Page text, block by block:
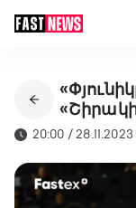
20:00 / 28.11.2023